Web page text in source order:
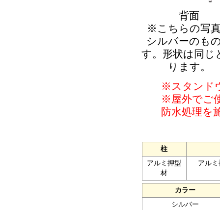
背面
※こちらの写
シルバーのも
す。形状は同じ
ります。
※スタンド
※屋外でご
防水処理を
柱
アルミ押型
材
アル
カラー
シルバー